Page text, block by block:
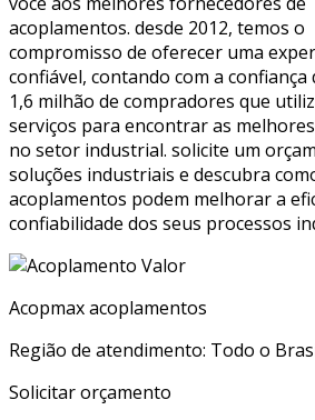
acoplamentos. desde 2012, temos o
compromisso de oferecer uma
confiável, contando com a confiança
1,6 milhão de compradores que
serviços para encontrar as
no setor industrial. solicite um
soluções industriais e descubra
acoplamentos podem melhorar a
confiabilidade dos seus processos
Acopmax acoplamentos
Região de atendimento: Todo o
Solicitar orçamento